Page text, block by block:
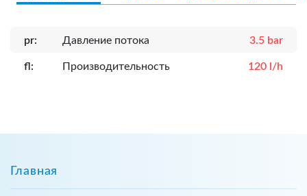
pr: Давление потока 3.5 bar
fl: Производительность 120 l/h
Главная